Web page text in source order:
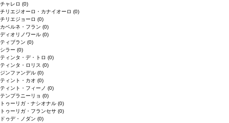
チャレロ (0)
チリエジオーロ・カナイオーロ (0)
チリエジョーロ (0)
カベルネ・フラン (0)
ディオリノワール (0)
ティブラン (0)
シラー (0)
ティンタ・デ・トロ (0)
ティンタ・ロリス (0)
ジンファンデル (0)
ティント・カオ (0)
ティント・フィーノ (0)
テンプラニーリョ (0)
トゥーリガ・ナシオナル (0)
トゥーリガ・フランセサ (0)
ドゥデ・ノダン (0)